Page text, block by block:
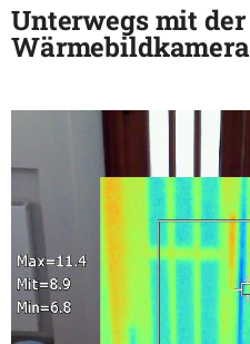
Unterwegs mit der
Wärmebildkamera